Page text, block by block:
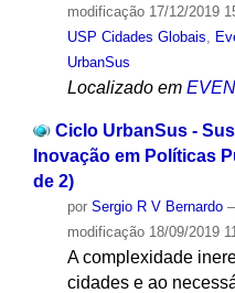
modificação17/12/2019
USP Cidades Globais,
UrbanSus
Localizado em
Ciclo UrbanSus -
Inovação em Políticas
de 2)
por Sergio R V Bernardo
modificação18/09/2019
A complexidade
cidades e ao